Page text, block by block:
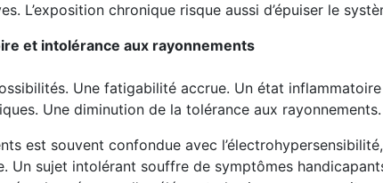
L’exposition chronique risque aussi d’épuiser le
et intolérance aux rayonnements
Une fatigabilité accrue. Un état
Une diminution de la tolérance aux rayonnements.
est souvent confondue avec
Un sujet intolérant souffre de symptômes